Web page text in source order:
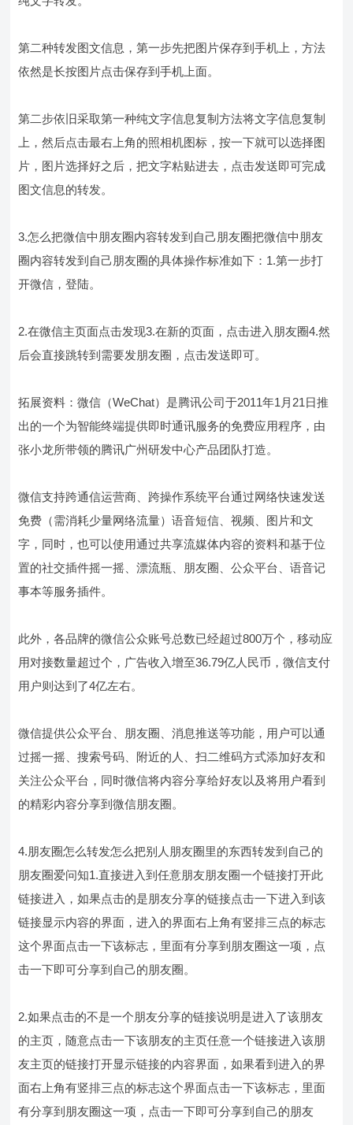
第二种转发图文信息，第一步先把图片保存到手机上，方法
依然是长按图片点击保存到手机上面。
第二步依旧采取第一种纯文字信息复制方法将文字信息复制
上，然后点击最右上角的照相机图标，按一下就可以选择图
片，图片选择好之后，把文字粘贴进去，点击发送即可完成
图文信息的转发。
3.怎么把微信中朋友圈内容转发到自己朋友圈把微信中朋友
圈内容转发到自己朋友圈的具体操作标准如下：1.第一步打
开微信，登陆。
2.在微信主页面点击发现3.在新的页面，点击进入朋友圈4.然
后会直接跳转到需要发朋友圈，点击发送即可。
拓展资料：微信（WeChat）是腾讯公司于2011年1月21日推
出的一个为智能终端提供即时通讯服务的免费应用程序，由
张小龙所带领的腾讯广州研发中心产品团队打造。
微信支持跨通信运营商、跨操作系统平台通过网络快速发送
免费（需消耗少量网络流量）语音短信、视频、图片和文
字，同时，也可以使用通过共享流媒体内容的资料和基于位
置的社交插件摇一摇、漂流瓶、朋友圈、公众平台、语音记
事本等服务插件。
此外，各品牌的微信公众账号总数已经超过800万个，移动应
用对接数量超过个，广告收入增至36.79亿人民币，微信支付
用户则达到了4亿左右。
微信提供公众平台、朋友圈、消息推送等功能，用户可以通
过摇一摇、搜索号码、附近的人、扫二维码方式添加好友和
关注公众平台，同时微信将内容分享给好友以及将用户看到
的精彩内容分享到微信朋友圈。
4.朋友圈怎么转发怎么把别人朋友圈里的东西转发到自己的
朋友圈爱问知1.直接进入到任意朋友朋友圈一个链接打开此
链接进入，如果点击的是朋友分享的链接点击一下进入到该
链接显示内容的界面，进入的界面右上角有竖排三点的标志
这个界面点击一下该标志，里面有分享到朋友圈这一项，点
击一下即可分享到自己的朋友圈。
2.如果点击的不是一个朋友分享的链接说明是进入了该朋友
的主页，随意点击一下该朋友的主页任意一个链接进入该朋
友主页的链接打开显示链接的内容界面，如果看到进入的界
面右上角有竖排三点的标志这个界面点击一下该标志，里面
有分享到朋友圈这一项，点击一下即可分享到自己的朋友